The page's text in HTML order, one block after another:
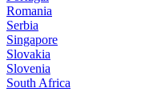
Romania
Serbia
Singapore
Slovakia
Slovenia
South Africa